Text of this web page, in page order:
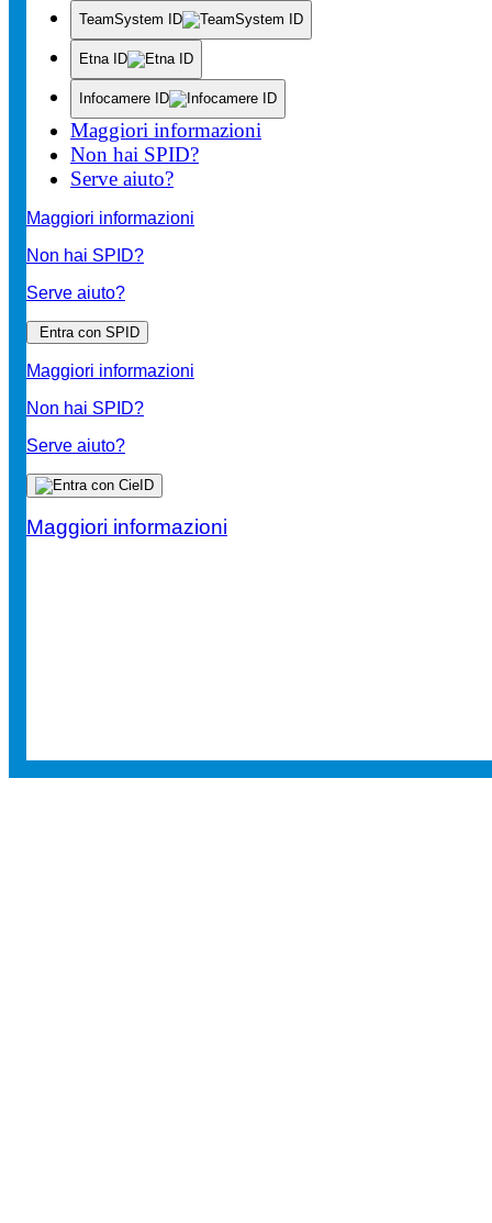
TeamSystem ID
Etna ID
Infocamere ID
Maggiori informazioni
Non hai SPID?
Serve aiuto?
Maggiori informazioni
Non hai SPID?
Serve aiuto?
Entra con SPID
Maggiori informazioni
Non hai SPID?
Serve aiuto?
Maggiori informazioni